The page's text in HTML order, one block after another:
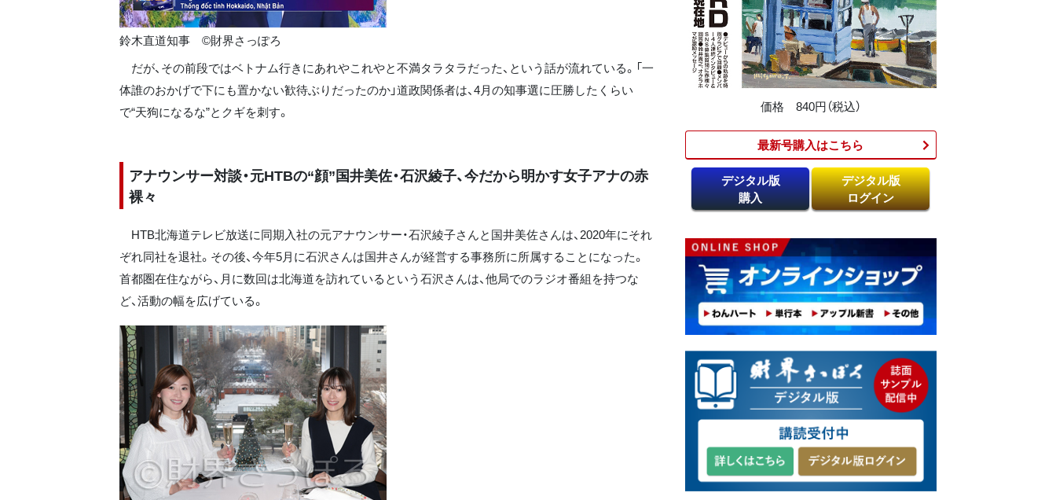
鈴木直道知事 ©財界さっぽろ
だが、その前段ではベトナム行きにあれやこれやと不満タラタラだった、という話が流れている。「一
体誰のおかげで下にも置かない歓待ぶりだったのか」道政関係者は、4月の知事選に圧勝したくらい
で“天狗になるな”とクギを刺す。
アナウンサー対談・元HTBの“顔”国井美佐・石沢綾子、今だから明かす女子アナの赤
裸々
HTB北海道テレビ放送に同期入社の元アナウンサー・石沢綾子さんと国井美佐さんは、2020年にそれ
ぞれ同社を退社。その後、今年5月に石沢さんは国井さんが経営する事務所に所属することになった。
首都圏在住ながら、月に数回は北海道を訪れているという石沢さんは、他局でのラジオ番組を持つな
ど、活動の幅を広げている。
価格 840円（税込）
最新号購入はこちら​
デジタル版
購入
デジタル版
ログイン